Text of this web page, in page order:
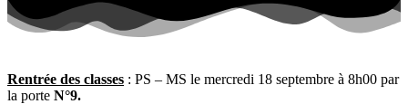
Rentrée des classes : PS – MS le mercredi 18 septembre à 8h00 par
la porte N°9.